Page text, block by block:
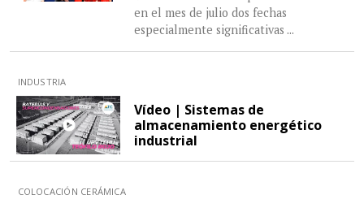
en el mes de julio dos fechas
especialmente significativas ...
INDUSTRIA
Vídeo | Sistemas de
almacenamiento energético
industrial
COLOCACIÓN CERÁMICA